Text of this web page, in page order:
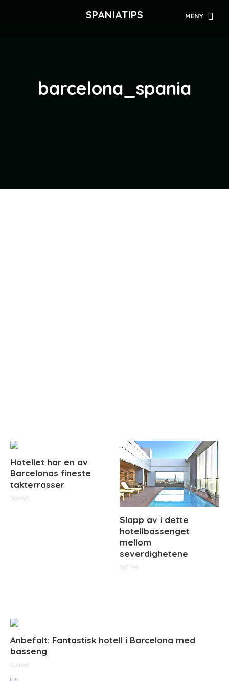
SPANIATIPS MENY
barcelona_spania
Hotellet har en av
Barcelonas fineste
takterrasser
Sponset
Slapp av i dette
hotellbassenget
mellom
severdighetene
Sponset
Anbefalt: Fantastisk hotell i Barcelona med
basseng
Sponset